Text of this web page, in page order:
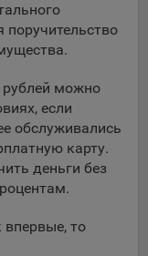
данные вашего
работы сайта.
данных для
ООО «Рэкун
поручительство
рублей можно
если
обслуживались
карту.
деньги без
впервые, то